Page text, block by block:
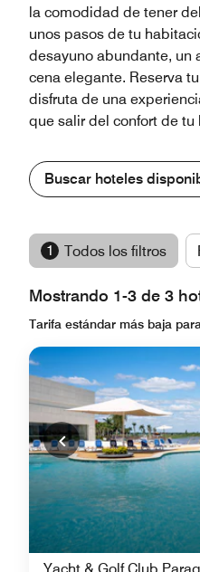
la comodidad de tener
unos pasos de tu
desayuno abundante, un
cena elegante. Reserva
disfruta de una
que salir del confort de tu
Buscar hoteles
1 Todos los filtros
Mostrando 1-3 de 3
Tarifa estándar más baja